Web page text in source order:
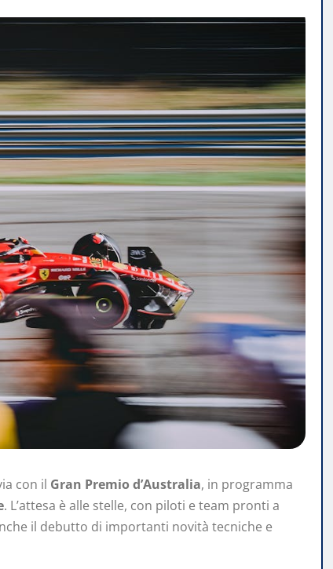
con il Gran Premio d’Australia, in programma
. L’attesa è alle stelle, con piloti e team pronti a
il debutto di importanti novità tecniche e